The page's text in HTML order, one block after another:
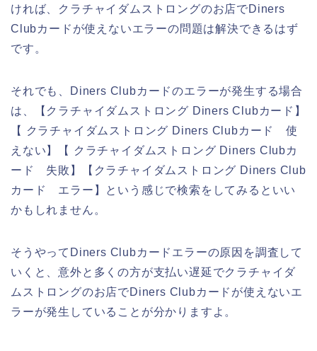
ければ、クラチャイダムストロングのお店でDiners
Clubカードが使えないエラーの問題は解決できるはず
です。
それでも、Diners Clubカードのエラーが発生する場合
は、【クラチャイダムストロング Diners Clubカード】
【 クラチャイダムストロング Diners Clubカード 使
えない】【 クラチャイダムストロング Diners Clubカ
ード 失敗】【クラチャイダムストロング Diners Club
カード エラー】という感じで検索をしてみるといい
かもしれません。
そうやってDiners Clubカードエラーの原因を調査して
いくと、意外と多くの方が支払い遅延でクラチャイダ
ムストロングのお店でDiners Clubカードが使えないエ
ラーが発生していることが分かりますよ。